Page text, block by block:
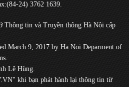
24) 3762 1639.
Thông tin và Truyền thông Hà Nội cấp
March 9, 2017 by Ha Noi Deparment of
Lê Hùng.
khi bạn phát hành lại thông tin từ